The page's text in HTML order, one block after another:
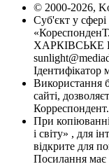
© 2000-2026,
Суб'єкт у
ХАРКІВСЬКЕ
Ідентифікатор
Використання
сайті,
При
і світу» , для
відкрите для
Посилання має